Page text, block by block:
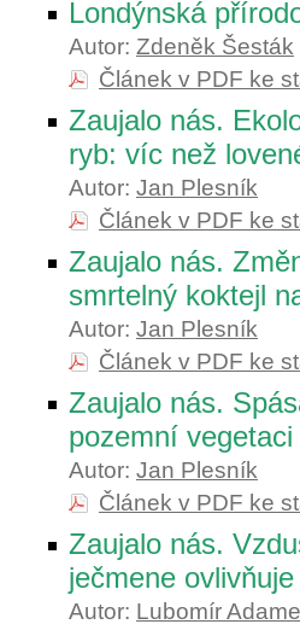
Londýnská
Autor: Zdeněk Šesták
Článek v PDF ke
Zaujalo nás.
ryb: víc než
Autor: Jan Plesník
Článek v PDF ke
Zaujalo nás.
smrtelný koktejl
Autor: Jan Plesník
Článek v PDF ke
Zaujalo nás.
pozemní vegetaci
Autor: Jan Plesník
Článek v PDF ke
Zaujalo nás.
ječmene
Autor: Lubomír